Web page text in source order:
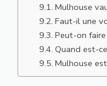
Mulhouse
Faut-il une
Peut-on
Quand est-
Mulhouse